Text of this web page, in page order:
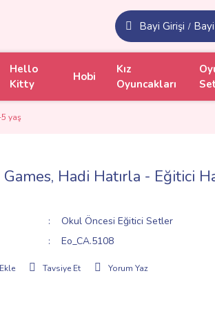
Bayi Girişi /
Hello
Kitty
Hobi
Kız
Oyuncakları
yaş
Hadi Hatırla - Eğitici
Okul Öncesi Eğitici Setler
Eo_CA.5108
Tavsiye Et Yorum Yaz